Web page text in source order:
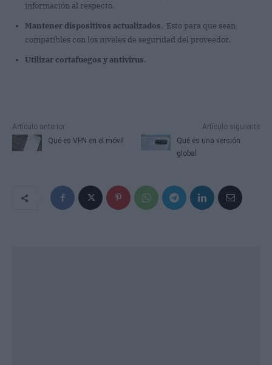
información al respecto.
Mantener dispositivos actualizados. Esto para que sean
compatibles con los niveles de seguridad del proveedor.
Utilizar cortafuegos y antivirus.
Artículo anterior
Qué es VPN en el móvil
Artículo siguiente
Qué es una versión
global